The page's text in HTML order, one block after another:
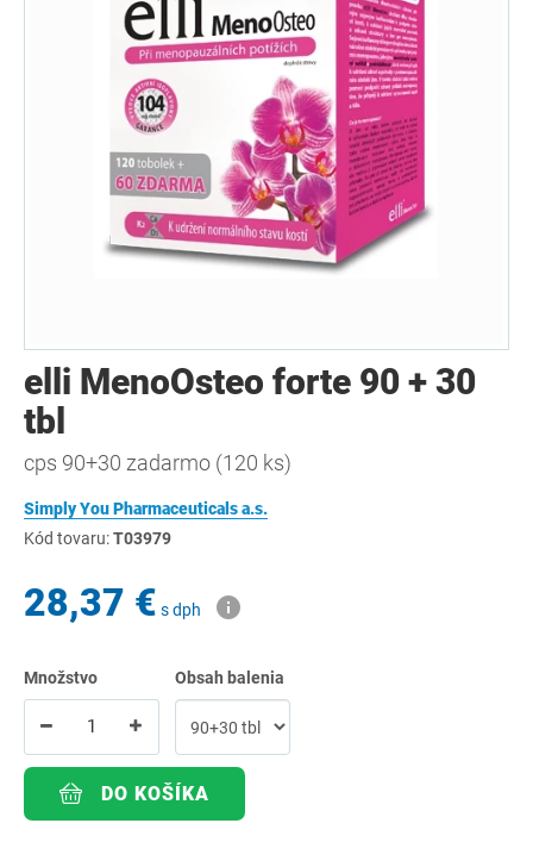
elli MenoOsteo forte 90 + 30
tbl
cps 90+30 zadarmo (120 ks)
Simply You Pharmaceuticals a.s.
Kód tovaru:T03979
28,37 € s dph
Množstvo Obsah balenia
DO KOŠÍKA